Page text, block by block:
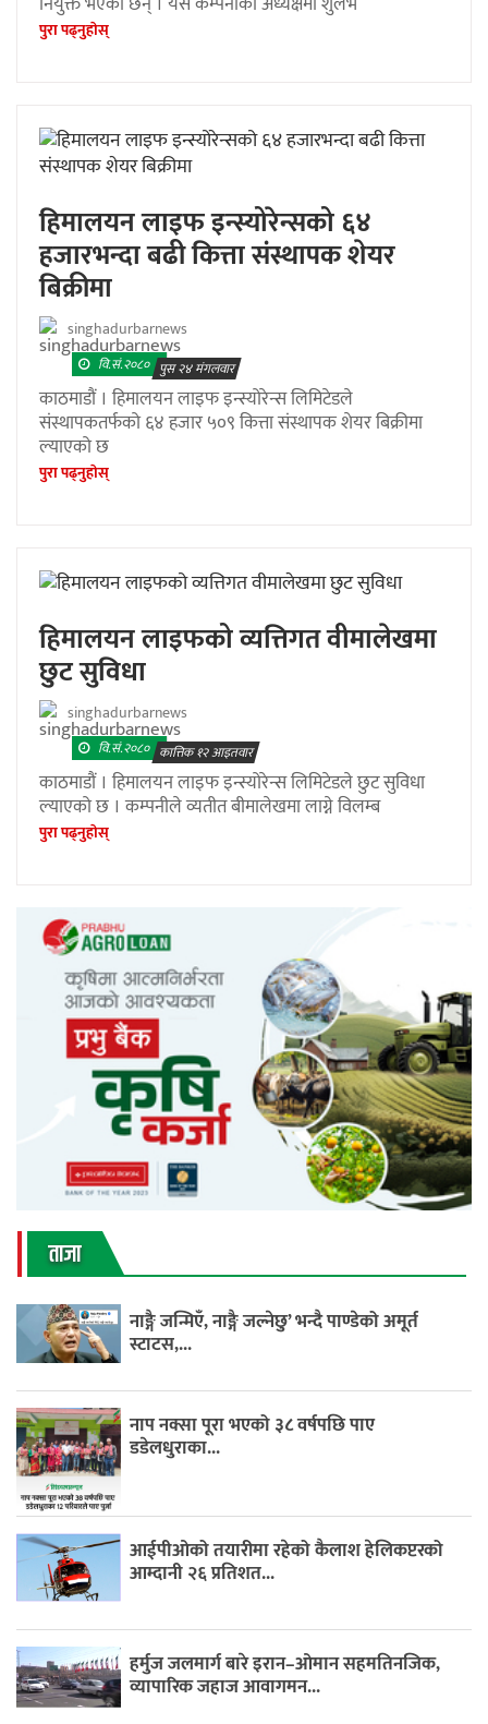
पुरा पढ्नुहाेस्
हिमालयन लाइफ इन्स्योरेन्सको ६४
हजारभन्दा बढी कित्ता संस्थापक शेयर
बिक्रीमा
singhadurbarnews
वि.सं.२०८० पुस २४ मंगलवार
काठमाडौं । हिमालयन लाइफ इन्स्योरेन्स लिमिटेडले
संस्थापकतर्फको ६४ हजार ५०९ कित्ता संस्थापक शेयर बिक्रीमा
ल्याएको छ
पुरा पढ्नुहाेस्
हिमालयन लाइफको व्यत्तिगत वीमालेखमा
छुट सुविधा
singhadurbarnews
वि.सं.२०८० कात्तिक १२ आइतवार
काठमाडौं । हिमालयन लाइफ इन्स्योरेन्स लिमिटेडले छुट सुविधा
ल्याएको छ । कम्पनीले व्यतीत बीमालेखमा लाग्ने विलम्ब
पुरा पढ्नुहाेस्
ताजा
नाङ्गै जन्मिएँ, नाङ्गै जल्नेछु’ भन्दै पाण्डेको अमूर्त
स्टाटस,...
नाप नक्सा पूरा भएको ३८ वर्षपछि पाए
डडेलधुराका...
आईपीओको तयारीमा रहेको कैलाश हेलिकप्टरको
आम्दानी २६ प्रतिशत...
हर्मुज जलमार्ग बारे इरान–ओमान सहमतिनजिक,
व्यापारिक जहाज आवागमन...